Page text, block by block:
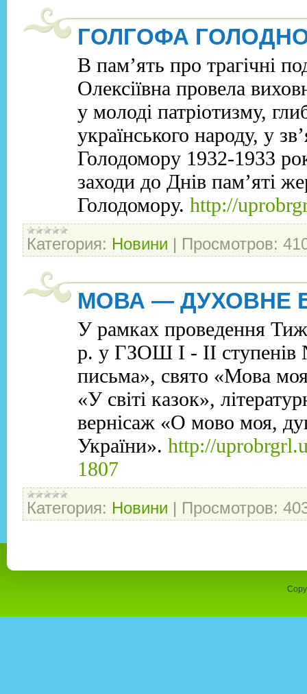
ГОЛГОФА
В пам’ять про трагічні
Олексіївна провела
у молоді патріотизму,
українського народу, у
Голодомору 1932-1933
заходи до Днів пам’яті
Голодомору. http://
Категория: Новини | Просмотров:
МОВА — ДУХОВНЕ
У рамках проведення
р. у ГЗОШ І - ІІ ступенів
письма», свято «Мова
«У світі казок»,
вернісаж «О мово моя,
України». http://
1807
Категория: Новини | Просмотров: